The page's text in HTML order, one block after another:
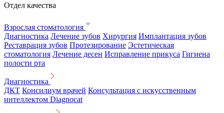
Отдел качества
Взрослая стоматология
Диагностика Лечение зубов Хирургия Имплантация зубов
Реставрация зубов Протезирование Эстетическая
стоматология Лечение десен Исправление прикуса Гигиена
полости рта
Диагностика
ДКТ Консилиум врачей Консультация с искусственным
интеллектом Diagnocat